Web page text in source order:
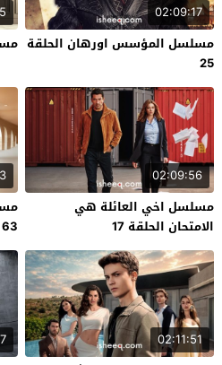
02:09:17
مسلسل المؤسس اورهان الحلقة
25
02:09:56
مسلسل اخي العائلة هي
الامتحان الحلقة 17
63 نهاية الموسم
02:11:51